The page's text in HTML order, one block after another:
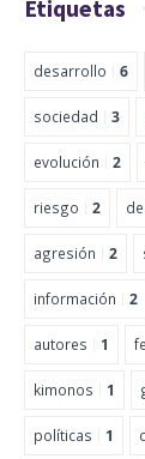
Etiquetas
desarrollo 6
sociedad 3
evolución 2
riesgo 2
agresión 2
información 2
autores 1
kimonos 1
políticas 1